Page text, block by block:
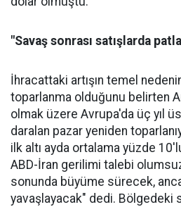
"Savaş sonrası satışlarda
İhracattaki artışın temel
topar­lanma olduğunu belirten
olmak üzere Av­rupa'da üç yıl
daralan pazar yeniden
ilk altı ayda ortalama yüzde
ABD-İran geri­limi talebi
sonunda büyüme sürecek,
yavaşlayacak" dedi. Bölgedeki